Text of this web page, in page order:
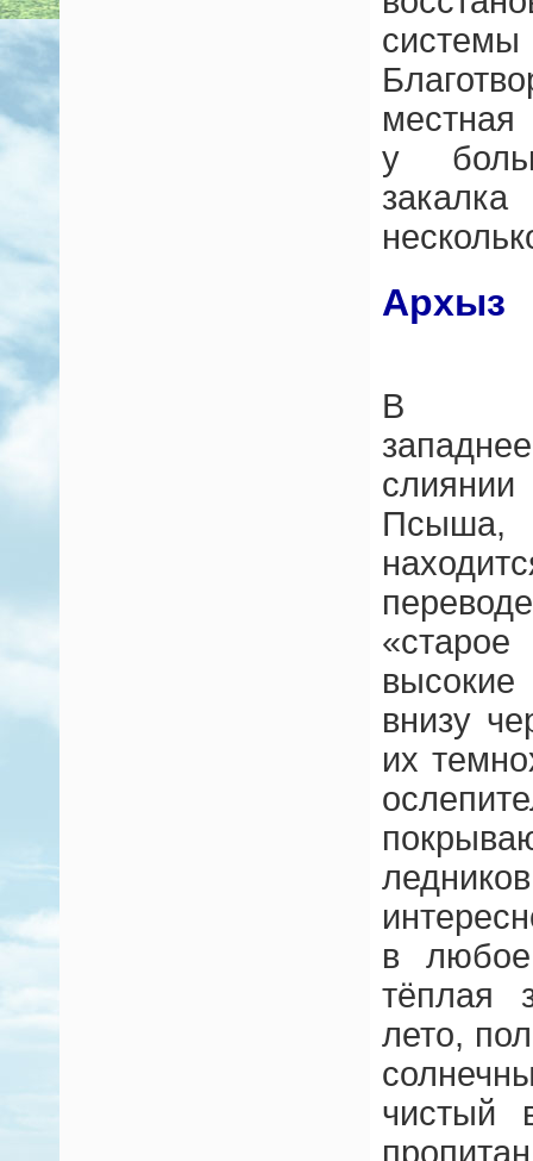
местная
у
Архыз
внизу
их
в
тёплая
лето,
чистый